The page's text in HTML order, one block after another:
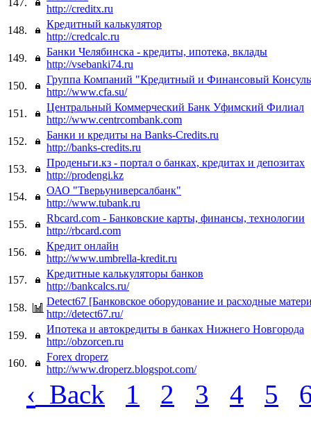
http://creditx.ru
148.
Кредитный калькулятор
http://credcalc.ru
149.
Банки Челябинска - кредиты, ипотека, вклады
http://vsebanki74.ru
150.
Группа Компаний "Кредитный и Финансовый
http://www.cfa.su/
151.
Центральный Коммерческий Банк Уфимский Филиал
http://www.centrcombank.com
152.
Банки и кредиты на Banks-Credits.ru
http://banks-credits.ru
153.
Проденьги.кз - портал о банках, кредитах и депозитах
http://prodengi.kz
154.
ОАО "Тверьуниверсалбанк"
http://www.tubank.ru
155.
Rbcard.com - Банковские карты, финансы, технологии
http://rbcard.com
156.
Кредит онлайн
http://www.umbrella-kredit.ru
157.
Кредитные калькуляторы банков
http://bankcalcs.ru/
158.
Detect67 [Банковское оборудование и расходные
http://detect67.ru/
159.
Ипотека и автокредиты в банках Нижнего Новгорода
http://obzorcen.ru
160.
Forex droperz
http://www.droperz.blogspot.com/
‹ Back 1 2 3 4 5